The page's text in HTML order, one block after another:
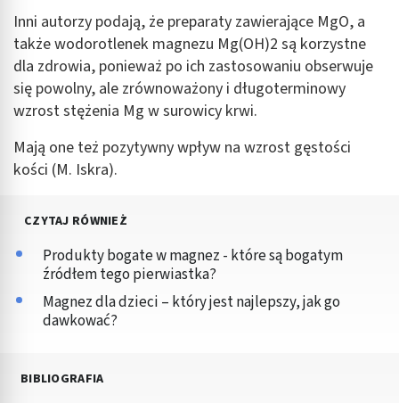
Inni autorzy podają, że preparaty zawierające MgO, a
także wodorotlenek magnezu Mg(OH)2 są korzystne
dla zdrowia, ponieważ po ich zastosowaniu obserwuje
się powolny, ale zrównoważony i długoterminowy
wzrost stężenia Mg w surowicy krwi.
Mają one też pozytywny wpływ na wzrost gęstości
kości (M. Iskra).
CZYTAJ RÓWNIEŻ
Produkty bogate w magnez - które są bogatym
źródłem tego pierwiastka?
Magnez dla dzieci – który jest najlepszy, jak go
dawkować?
BIBLIOGRAFIA